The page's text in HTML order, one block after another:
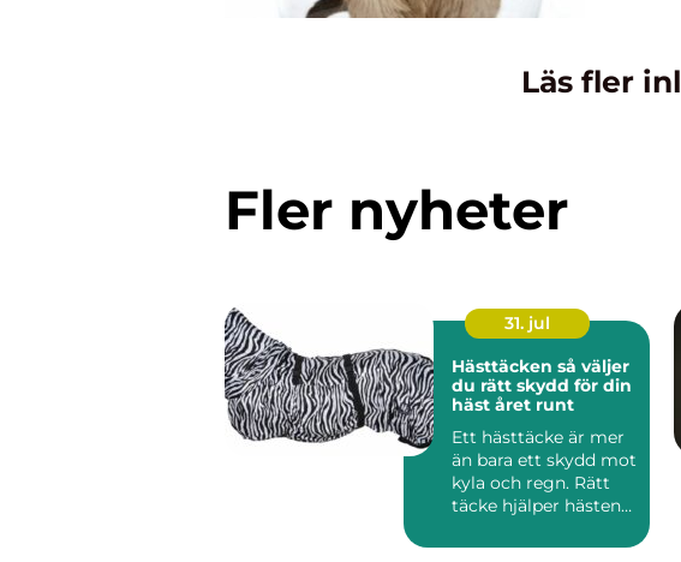
Läs fler
Fler nyheter
31. jul
Hästtäcken så väljer
du rätt skydd för din
häst året runt
Ett hästtäcke är mer
än bara ett skydd mot
kyla och regn. Rätt
täcke hjälper hästen